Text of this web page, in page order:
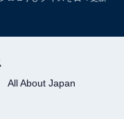
All About Japan